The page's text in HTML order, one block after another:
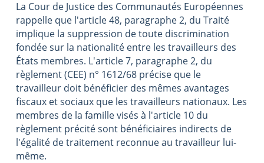
La Cour de Justice des Communautés Européennes
rappelle que l'article 48, paragraphe 2, du Traité
implique la suppression de toute discrimination
fondée sur la nationalité entre les travailleurs des
États membres. L'article 7, paragraphe 2, du
règlement (CEE) n° 1612/68 précise que le
travailleur doit bénéficier des mêmes avantages
fiscaux et sociaux que les travailleurs nationaux. Les
membres de la famille visés à l'article 10 du
règlement précité sont bénéficiaires indirects de
l'égalité de traitement reconnue au travailleur lui-
même.